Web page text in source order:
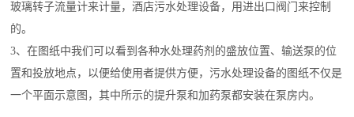
玻璃转子流量计来计量，酒店污水处理设备，用进出口阀门来控制
的。
3、在图纸中我们可以看到各种水处理药剂的盛放位置、输送泵的位
置和投放地点，以便给使用者提供方便，污水处理设备的图纸不仅是
一个平面示意图，其中所示的提升泵和加药泵都安装在泵房内。